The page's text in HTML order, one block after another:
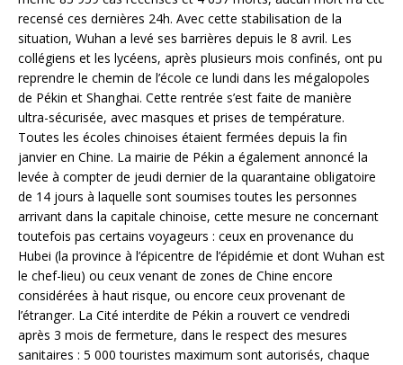
recensé ces dernières 24h. Avec cette stabilisation de la
situation, Wuhan a levé ses barrières depuis le 8 avril. Les
collégiens et les lycéens, après plusieurs mois confinés, ont pu
reprendre le chemin de l’école ce lundi dans les mégalopoles
de Pékin et Shanghai. Cette rentrée s’est faite de manière
ultra-sécurisée, avec masques et prises de température.
Toutes les écoles chinoises étaient fermées depuis la fin
janvier en Chine. La mairie de Pékin a également annoncé la
levée à compter de jeudi dernier de la quarantaine obligatoire
de 14 jours à laquelle sont soumises toutes les personnes
arrivant dans la capitale chinoise, cette mesure ne concernant
toutefois pas certains voyageurs : ceux en provenance du
Hubei (la province à l’épicentre de l’épidémie et dont Wuhan est
le chef-lieu) ou ceux venant de zones de Chine encore
considérées à haut risque, ou encore ceux provenant de
l’étranger. La Cité interdite de Pékin a rouvert ce vendredi
après 3 mois de fermeture, dans le respect des mesures
sanitaires : 5 000 touristes maximum sont autorisés, chaque